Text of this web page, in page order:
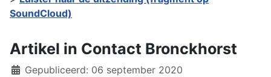
SoundCloud)
Artikel in Contact Bronckhorst
DetailsGepubliceerd: 06 september 2020